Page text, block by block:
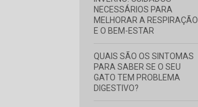
NECESSÁRIOS PARA
MELHORAR A RESPIRAÇÃO
E O BEM-ESTAR
QUAIS SÃO OS SINTOMAS
PARA SABER SE O SEU
GATO TEM PROBLEMA
DIGESTIVO?